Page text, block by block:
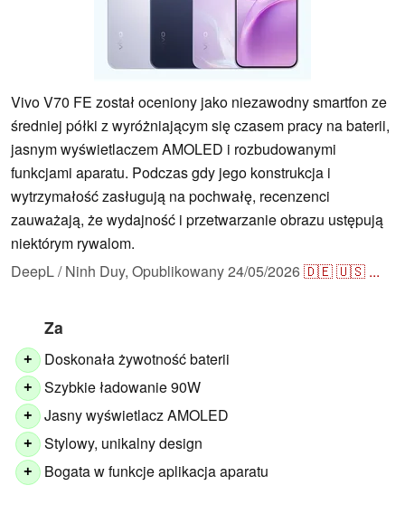
Vivo V70 FE został oceniony jako niezawodny smartfon ze
średniej półki z wyróżniającym się czasem pracy na baterii,
jasnym wyświetlaczem AMOLED i rozbudowanymi
funkcjami aparatu. Podczas gdy jego konstrukcja i
wytrzymałość zasługują na pochwałę, recenzenci
zauważają, że wydajność i przetwarzanie obrazu ustępują
niektórym rywalom.
DeepL / Ninh Duy, Opublikowany24/05/2026🇩🇪🇺🇸 ...
Za
+ Doskonała żywotność baterii
+ Szybkie ładowanie 90W
+ Jasny wyświetlacz AMOLED
+ Stylowy, unikalny design
+ Bogata w funkcje aplikacja aparatu